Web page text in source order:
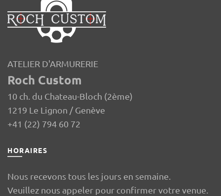
ATELIER D'ARMURERIE
Roch Custom
10 ch. du Chateau-Bloch (2ème)
1219 Le Lignon / Genève
+41 (22) 794 60 72
HORAIRES
Nous recevons tous les jours en semaine.
Veuillez nous appeler pour confirmer votre venue.